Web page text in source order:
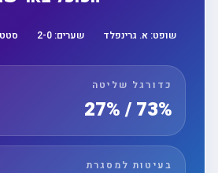
שופט:א. גרינפלד שערים: 2 -0
כדורגל שליטה
73% / 27%
בעיטות למסגרת